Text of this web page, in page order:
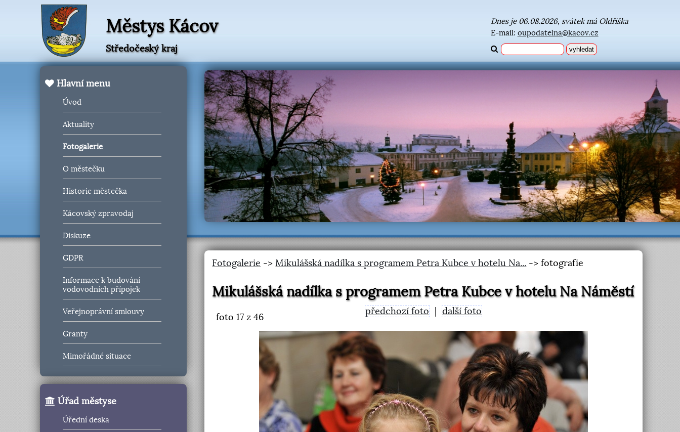
Městys Kácov
Středočeský kraj
Dnes je 06.08.2026, svátek má Oldřiška
E-mail: oupodatelna@kacov.cz
Hlavní menu
Úvod
Aktuality
Fotogalerie
O městečku
Historie městečka
Kácovský zpravodaj
Diskuze
GDPR
Informace k budování
vodovodních přípojek
Veřejnoprávní smlouvy
Granty
Mimořádné situace
Úřad městyse
Úřední deska
Fotogalerie ->Mikulášská nadílka s programem Petra Kubce v hotelu Na... -> fotografie
Mikulášská nadílka s programem Petra Kubce v hotelu Na Náměstí
foto17 z 46
předchozí foto další foto
< >